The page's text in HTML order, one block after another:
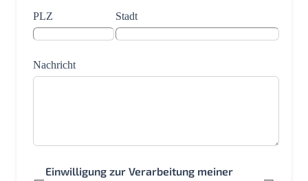
PLZ Stadt
Nachricht
Einwilligung zur Verarbeitung meiner